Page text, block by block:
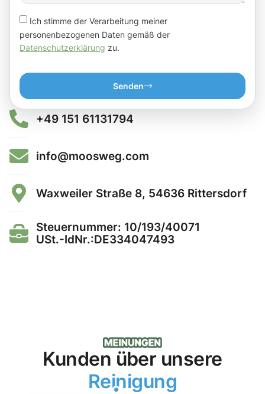
Ich stimme der Verarbeitung meiner
personenbezogenen Daten gemäß der
Datenschutzerklärung zu.
Senden
+49 151 61131794
info@moosweg.com
Waxweiler Straße 8, 54636 Rittersdorf
Steuernummer: 10/193/40071
USt.-IdNr.:DE334047493
Kunden über unsere
Reinigung